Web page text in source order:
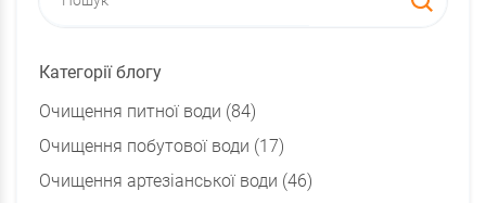
Категорії блогу
Очищення питної води (84)
Очищення побутової води (17)
Очищення артезіанської води (46)